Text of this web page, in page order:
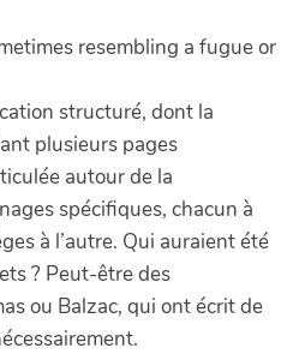
resembling a fugue or
structuré, dont la
plusieurs pages
autour de la
spécifiques, chacun à
à l’autre. Qui auraient été
? Peut-être des
ou Balzac, qui ont écrit de